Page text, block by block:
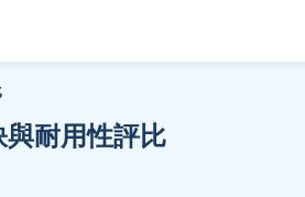
耐用性評比